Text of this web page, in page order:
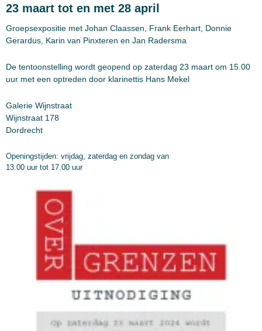
23 maart tot en met 28 april
Groepsexpositie met Johan Claassen, Frank Eerhart, Donnie
Gerardus, Karin van Pinxteren en Jan Radersma
De tentoonstelling wordt geopend op zaterdag 23 maart om 15.00
uur met een optreden door klarinettis Hans Mekel
Galerie Wijnstraat
Wijnstraat 178
Dordrecht
Openingstijden: vrijdag, zaterdag en zondag van
13.00 uur tot 17.00 uur